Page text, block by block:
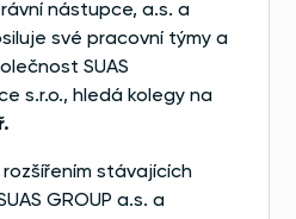
nástupce, a.s. a
své pracovní týmy a
SUAS
s.r.o., hledá kolegy na
stávajících
GROUP a.s. a